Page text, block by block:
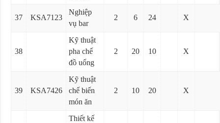
37 KSA7123
Nghiệp
vụ bar
2 6 24 X
38
Kỹ thuật
pha chế
đồ uống
2 20 10 X
39 KSA7426
Kỹ thuật
chế biến
món ăn
2 10 20 X
Thiết kế